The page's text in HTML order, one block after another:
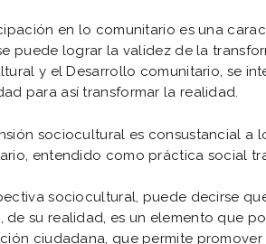
en lo comunitario es una
puede lograr la validez de la
y el Desarrollo comunitario, se
para así transformar la realidad.
sociocultural es consustancial a
entendido como práctica social
sociocultural, puede decirse
de su realidad, es un elemento que
ciudadana, que permite